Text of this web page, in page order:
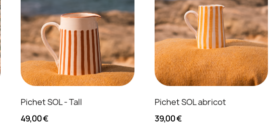
Pichet SOL - Tall
49,00 €
Pichet SOL abricot
39,00 €